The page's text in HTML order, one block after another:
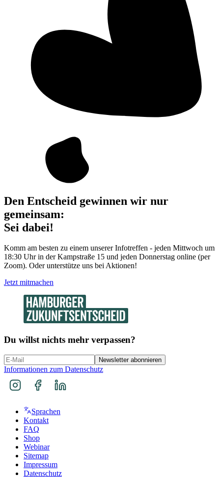
Den Entscheid gewinnen wir nur
gemeinsam:
Sei dabei!
Komm am besten zu einem unserer Infotreffen - jeden Mittwoch um
18:30 Uhr in der Kampstraße 15 und jeden Donnerstag online (per
Zoom). Oder unterstütze uns bei Aktionen!
Jetzt mitmachen
Du willst nichts mehr verpassen?
Newsletter abonnieren
Informationen zum Datenschutz
Sprachen
Kontakt
FAQ
Shop
Webinar
Sitemap
Impressum
Datenschutz